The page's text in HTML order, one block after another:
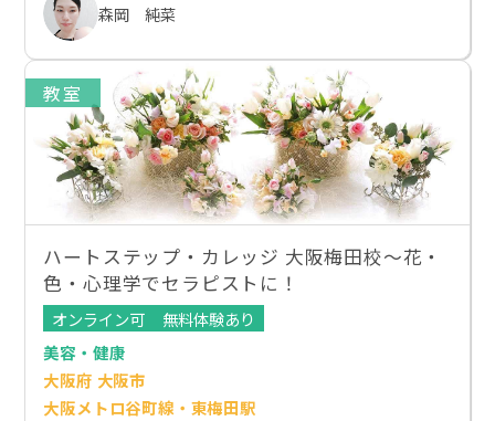
森岡 純菜
教室
ハートステップ・カレッジ 大阪梅田校～花・
色・心理学でセラピストに！
オンライン可
無料体験あり
美容・健康
大阪府 大阪市
大阪メトロ谷町線・東梅田駅